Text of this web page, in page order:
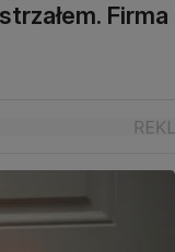
Firma